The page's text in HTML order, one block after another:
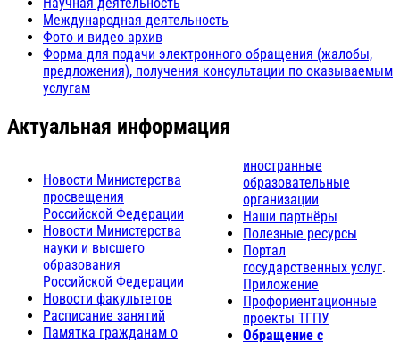
Научная деятельность
Международная деятельность
Фото и видео архив
Форма для подачи электронного обращения (жалобы,
предложения), получения консультации по оказываемым
услугам
Актуальная информация
Новости Министерства
просвещения
Российской Федерации
Новости Министерства
науки и высшего
образования
Российской Федерации
Новости факультетов
Расписание занятий
Памятка гражданам о
иностранные
образовательные
организации
Наши партнёры
Полезные ресурсы
Портал
государственных услуг.
Приложение
Профориентационные
проекты ТГПУ
Обращение с